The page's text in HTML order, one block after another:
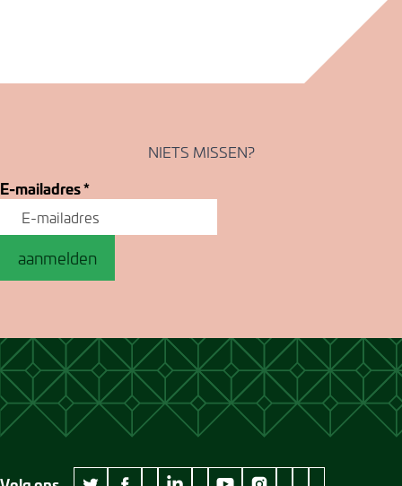
NIETS MISSEN?
E-mailadres*
aanmelden